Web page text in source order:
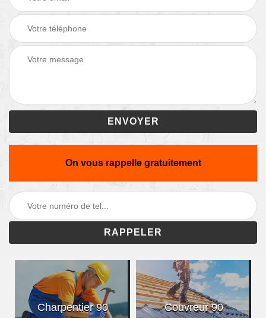
On vous rappelle gratuitement
Charpentier 90 Couvreur 90